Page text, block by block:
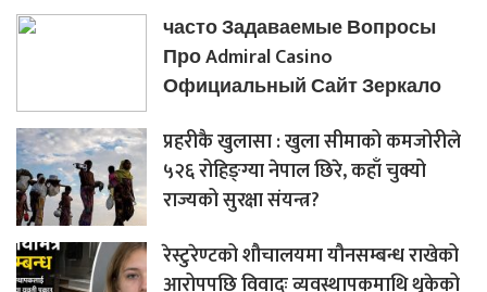
часто Задаваемые Вопросы
Про Admiral Casino
Официальный Сайт Зеркало
प्रहरीकै खुलासा : खुला सीमाको कमजोरीले
५२६ रोहिङ्ग्या नेपाल छिरे, कहाँ चुक्यो
राज्यको सुरक्षा संयन्त्र?
रेस्टुरेण्टको शौचालयमा यौनसम्बन्ध राखेको
आरोपपछि विवादः व्यवस्थापकमाथि थुकेको